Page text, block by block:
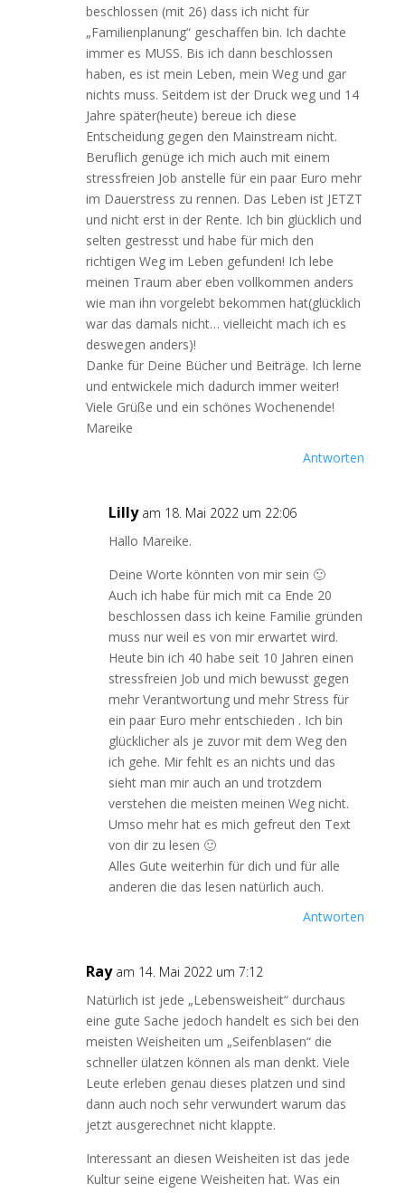
beschlossen (mit 26) dass ich nicht für
„Familienplanung“ geschaffen bin. Ich dachte
immer es MUSS. Bis ich dann beschlossen
haben, es ist mein Leben, mein Weg und gar
nichts muss. Seitdem ist der Druck weg und 14
Jahre später(heute) bereue ich diese
Entscheidung gegen den Mainstream nicht.
Beruflich genüge ich mich auch mit einem
stressfreien Job anstelle für ein paar Euro mehr
im Dauerstress zu rennen. Das Leben ist JETZT
und nicht erst in der Rente. Ich bin glücklich und
selten gestresst und habe für mich den
richtigen Weg im Leben gefunden! Ich lebe
meinen Traum aber eben vollkommen anders
wie man ihn vorgelebt bekommen hat(glücklich
war das damals nicht… vielleicht mach ich es
deswegen anders)!
Danke für Deine Bücher und Beiträge. Ich lerne
und entwickele mich dadurch immer weiter!
Viele Grüße und ein schönes Wochenende!
Mareike
Antworten
Lilly am 18. Mai 2022 um 22:06
Hallo Mareike.
Deine Worte könnten von mir sein 🙂
Auch ich habe für mich mit ca Ende 20
beschlossen dass ich keine Familie gründen
muss nur weil es von mir erwartet wird.
Heute bin ich 40 habe seit 10 Jahren einen
stressfreien Job und mich bewusst gegen
mehr Verantwortung und mehr Stress für
ein paar Euro mehr entschieden . Ich bin
glücklicher als je zuvor mit dem Weg den
ich gehe. Mir fehlt es an nichts und das
sieht man mir auch an und trotzdem
verstehen die meisten meinen Weg nicht.
Umso mehr hat es mich gefreut den Text
von dir zu lesen 🙂
Alles Gute weiterhin für dich und für alle
anderen die das lesen natürlich auch.
Antworten
Ray am 14. Mai 2022 um 7:12
Natürlich ist jede „Lebensweisheit“ durchaus
eine gute Sache jedoch handelt es sich bei den
meisten Weisheiten um „Seifenblasen“ die
schneller ülatzen können als man denkt. Viele
Leute erleben genau dieses platzen und sind
dann auch noch sehr verwundert warum das
jetzt ausgerechnet nicht klappte.
Interessant an diesen Weisheiten ist das jede
Kultur seine eigene Weisheiten hat. Was ein